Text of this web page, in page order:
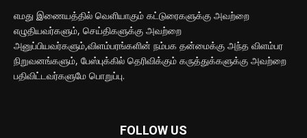
எமது இணையத்தில் வெளியாகும் கட்டுரைகளுக்கு அவற்றை
எழுதியவர்களும், செய்திகளுக்கு அவற்றை
அனுப்பியவர்களும்,விளம்பரங்களின் நம்பக தன்மைக்கு அந்த விளம்பர
நிறுவனங்களும், பேஸ்புக்கில் தெரிவிக்கும் கருத்துக்களுக்கு அவற்றை
பதிவிட்டவர்களுமே பொறுப்பு.
FOLLOW US